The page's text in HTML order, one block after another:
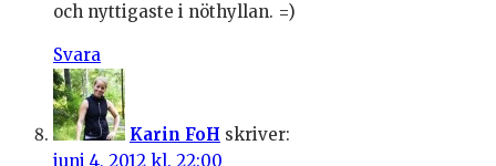
och nyttigaste i nöthyllan. =)
Svara
Karin FoH skriver:
juni 4, 2012 kl. 22:00